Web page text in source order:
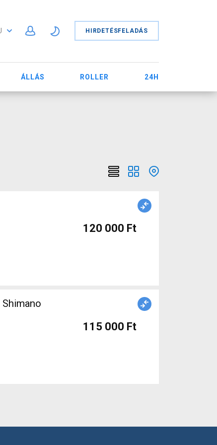
HIRDETÉSFELADÁS
ÁLLÁS ROLLER 24H
120 000 Ft
115 000 Ft